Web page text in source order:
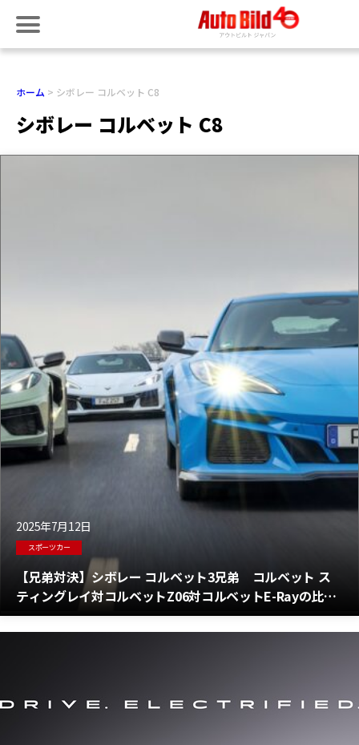
ホーム シボレー コルベット C8
シボレー コルベット C8
2025年7月12日
スポーツカー
【兄弟対決】シボレー コルベット3兄弟 コルベット ス
ティングレイ対コルベットZ06対コルベットE-Rayの比較
テスト 各モデルの性能と実力は？